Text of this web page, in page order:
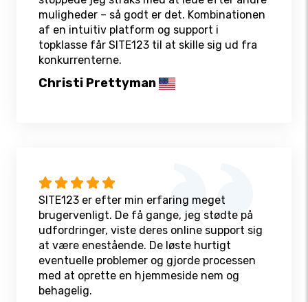
muligheder – så godt er det. Kombinationen
af en intuitiv platform og support i
topklasse får SITE123 til at skille sig ud fra
konkurrenterne.
Christi Prettyman
SITE123 er efter min erfaring meget
brugervenligt. De få gange, jeg stødte på
udfordringer, viste deres online support sig
at være enestående. De løste hurtigt
eventuelle problemer og gjorde processen
med at oprette en hjemmeside nem og
behagelig.